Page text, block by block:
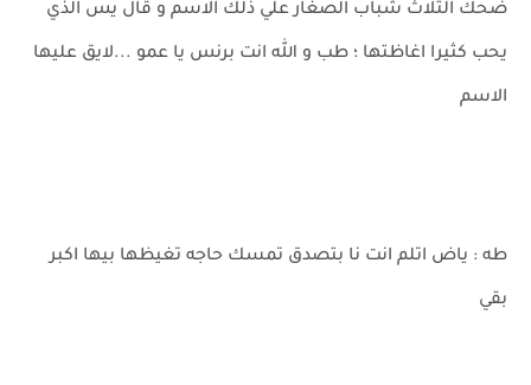
ضحك الثلاث شباب الصغار علي ذلك الاسم و قال يس الذي
يحب كثيرا اغاظتها ؛ طب و الله انت برنس يا عمو ...لايق عليها
الاسم
طه : ياض اتلم انت نا بتصدق تمسك حاجه تغيظها بيها اكبر
بقي